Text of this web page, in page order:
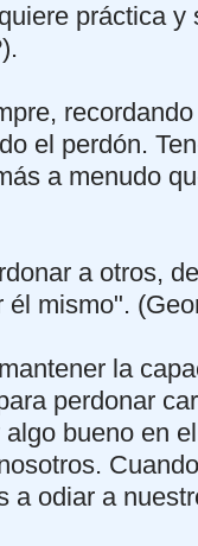
práctica
el perdón.
a menudo
a otros,
mismo".
la
perdonar
bueno en
a odiar a